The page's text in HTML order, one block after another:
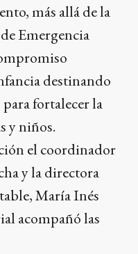
más allá de la
Emergencia
destinando
fortalecer la
y niños.
el coordinador
y la directora
María Inés
acompañó las